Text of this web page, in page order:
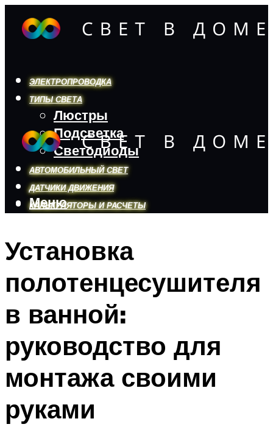
ЭЛЕКТРОПРОВОДКА
ТИПЫ СВЕТА
Люстры
Подсветка
Светодиоды
АВТОМОБИЛЬНЫЙ СВЕТ
ДАТЧИКИ ДВИЖЕНИЯ
КАЛЬКУЛЯТОРЫ И РАСЧЕТЫ
Меню
Меню
Установка
полотенцесушителя
в ванной:
руководство для
монтажа своими
руками